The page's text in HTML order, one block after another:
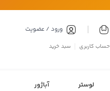
ورود / عضویت
حساب کاربری سبد خرید
لوستر آباژور